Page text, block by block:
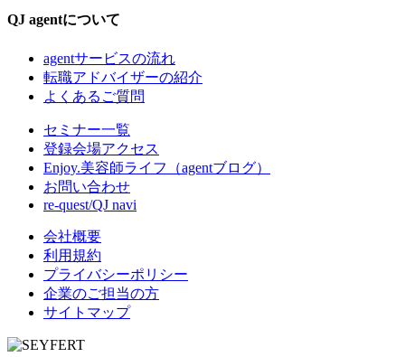
QJ agentについて
agentサービスの流れ
転職アドバイザーの紹介
よくあるご質問
セミナー一覧
登録会場アクセス
Enjoy.美容師ライフ（agentブログ）
お問い合わせ
re-quest/QJ navi
会社概要
利用規約
プライバシーポリシー
企業のご担当の方
サイトマップ